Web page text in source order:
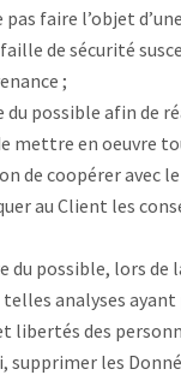
faire l’objet
de sécurité
;
possible afin de
mettre en oeuvre
de coopérer avec
au Client les
possible, lors de
analyses
des
les